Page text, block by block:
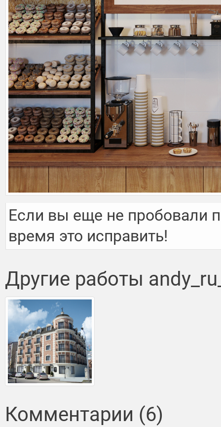
Если вы еще не пробовали
время это исправить!
Другие работы
Комментарии (6)